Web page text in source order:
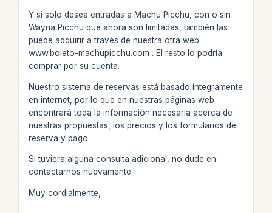
Y si solo desea entradas a Machu Picchu, con o sin
Wayna Picchu que ahora son limitadas, también las
puede adquirir a través de nuestra otra web
www.boleto-machupicchu.com . El resto lo podría
comprar por su cuenta.
Nuestro sistema de reservas está basado íntegramente
en internet, por lo que en nuestras páginas web
encontrará toda la información necesaria acerca de
nuestras propuestas, los precios y los formularios de
reserva y pago.
Si tuviera alguna consulta adicional, no dude en
contactarnos nuevamente.
Muy cordialmente,